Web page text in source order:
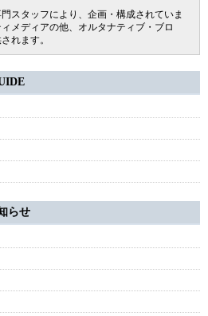
スタッフにより、企画・構成されていま
メディアの他、オルタナティブ・ブロ
れます。
らせ